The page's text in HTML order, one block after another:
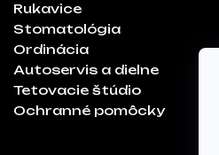
Rukavice
Stomatológia
Ordinácia
Autoservis a dielne
Tetovacie štúdio
Ochranné pomôcky